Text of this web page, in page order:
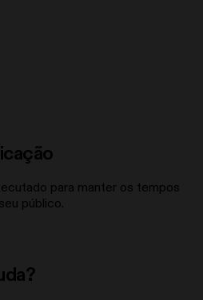
para manter os tempos
público.